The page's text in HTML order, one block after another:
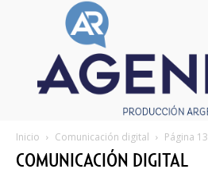
Inicio Comunicación digital Página 13
COMUNICACIÓN DIGITAL